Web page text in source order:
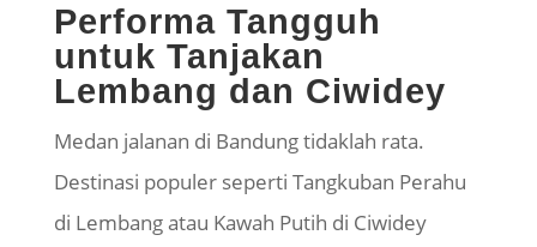
Performa Tangguh
untuk Tanjakan
Lembang dan Ciwidey
Medan jalanan di Bandung tidaklah rata.
Destinasi populer seperti Tangkuban Perahu
di Lembang atau Kawah Putih di Ciwidey